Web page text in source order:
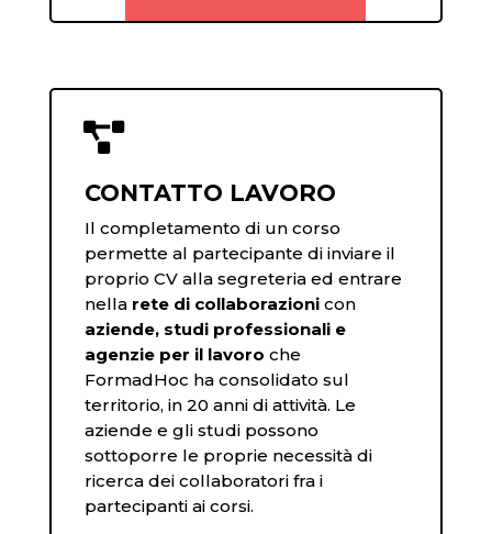

CONTATTO LAVORO
Il completamento di un corso
permette al partecipante di inviare il
proprio CV alla segreteria ed entrare
nella rete di collaborazionicon
aziende, studi professionali e
agenzie per il lavoro che
FormadHoc ha consolidato sul
territorio, in 20 anni di attività. Le
aziende e gli studi possono
sottoporre le proprie necessità di
ricerca dei collaboratori fra i
partecipanti ai corsi.